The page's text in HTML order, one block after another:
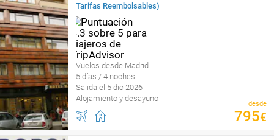
Tarifas Reembolsables)
Vuelos desde Madrid
5 días / 4 noches
Salida el 5 dic 2026
Alojamiento y desayuno
desde
795€